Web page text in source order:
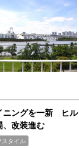
ニングを一新 ヒル
、改装進む
スタイル